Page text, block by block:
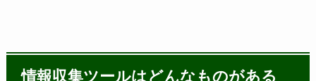
情報収集ツールはどんなものがある